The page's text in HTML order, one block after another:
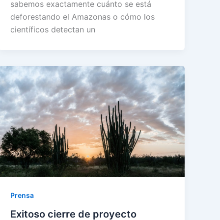
sabemos exactamente cuánto se está
deforestando el Amazonas o cómo los
científicos detectan un
Prensa
Exitoso cierre de proyecto